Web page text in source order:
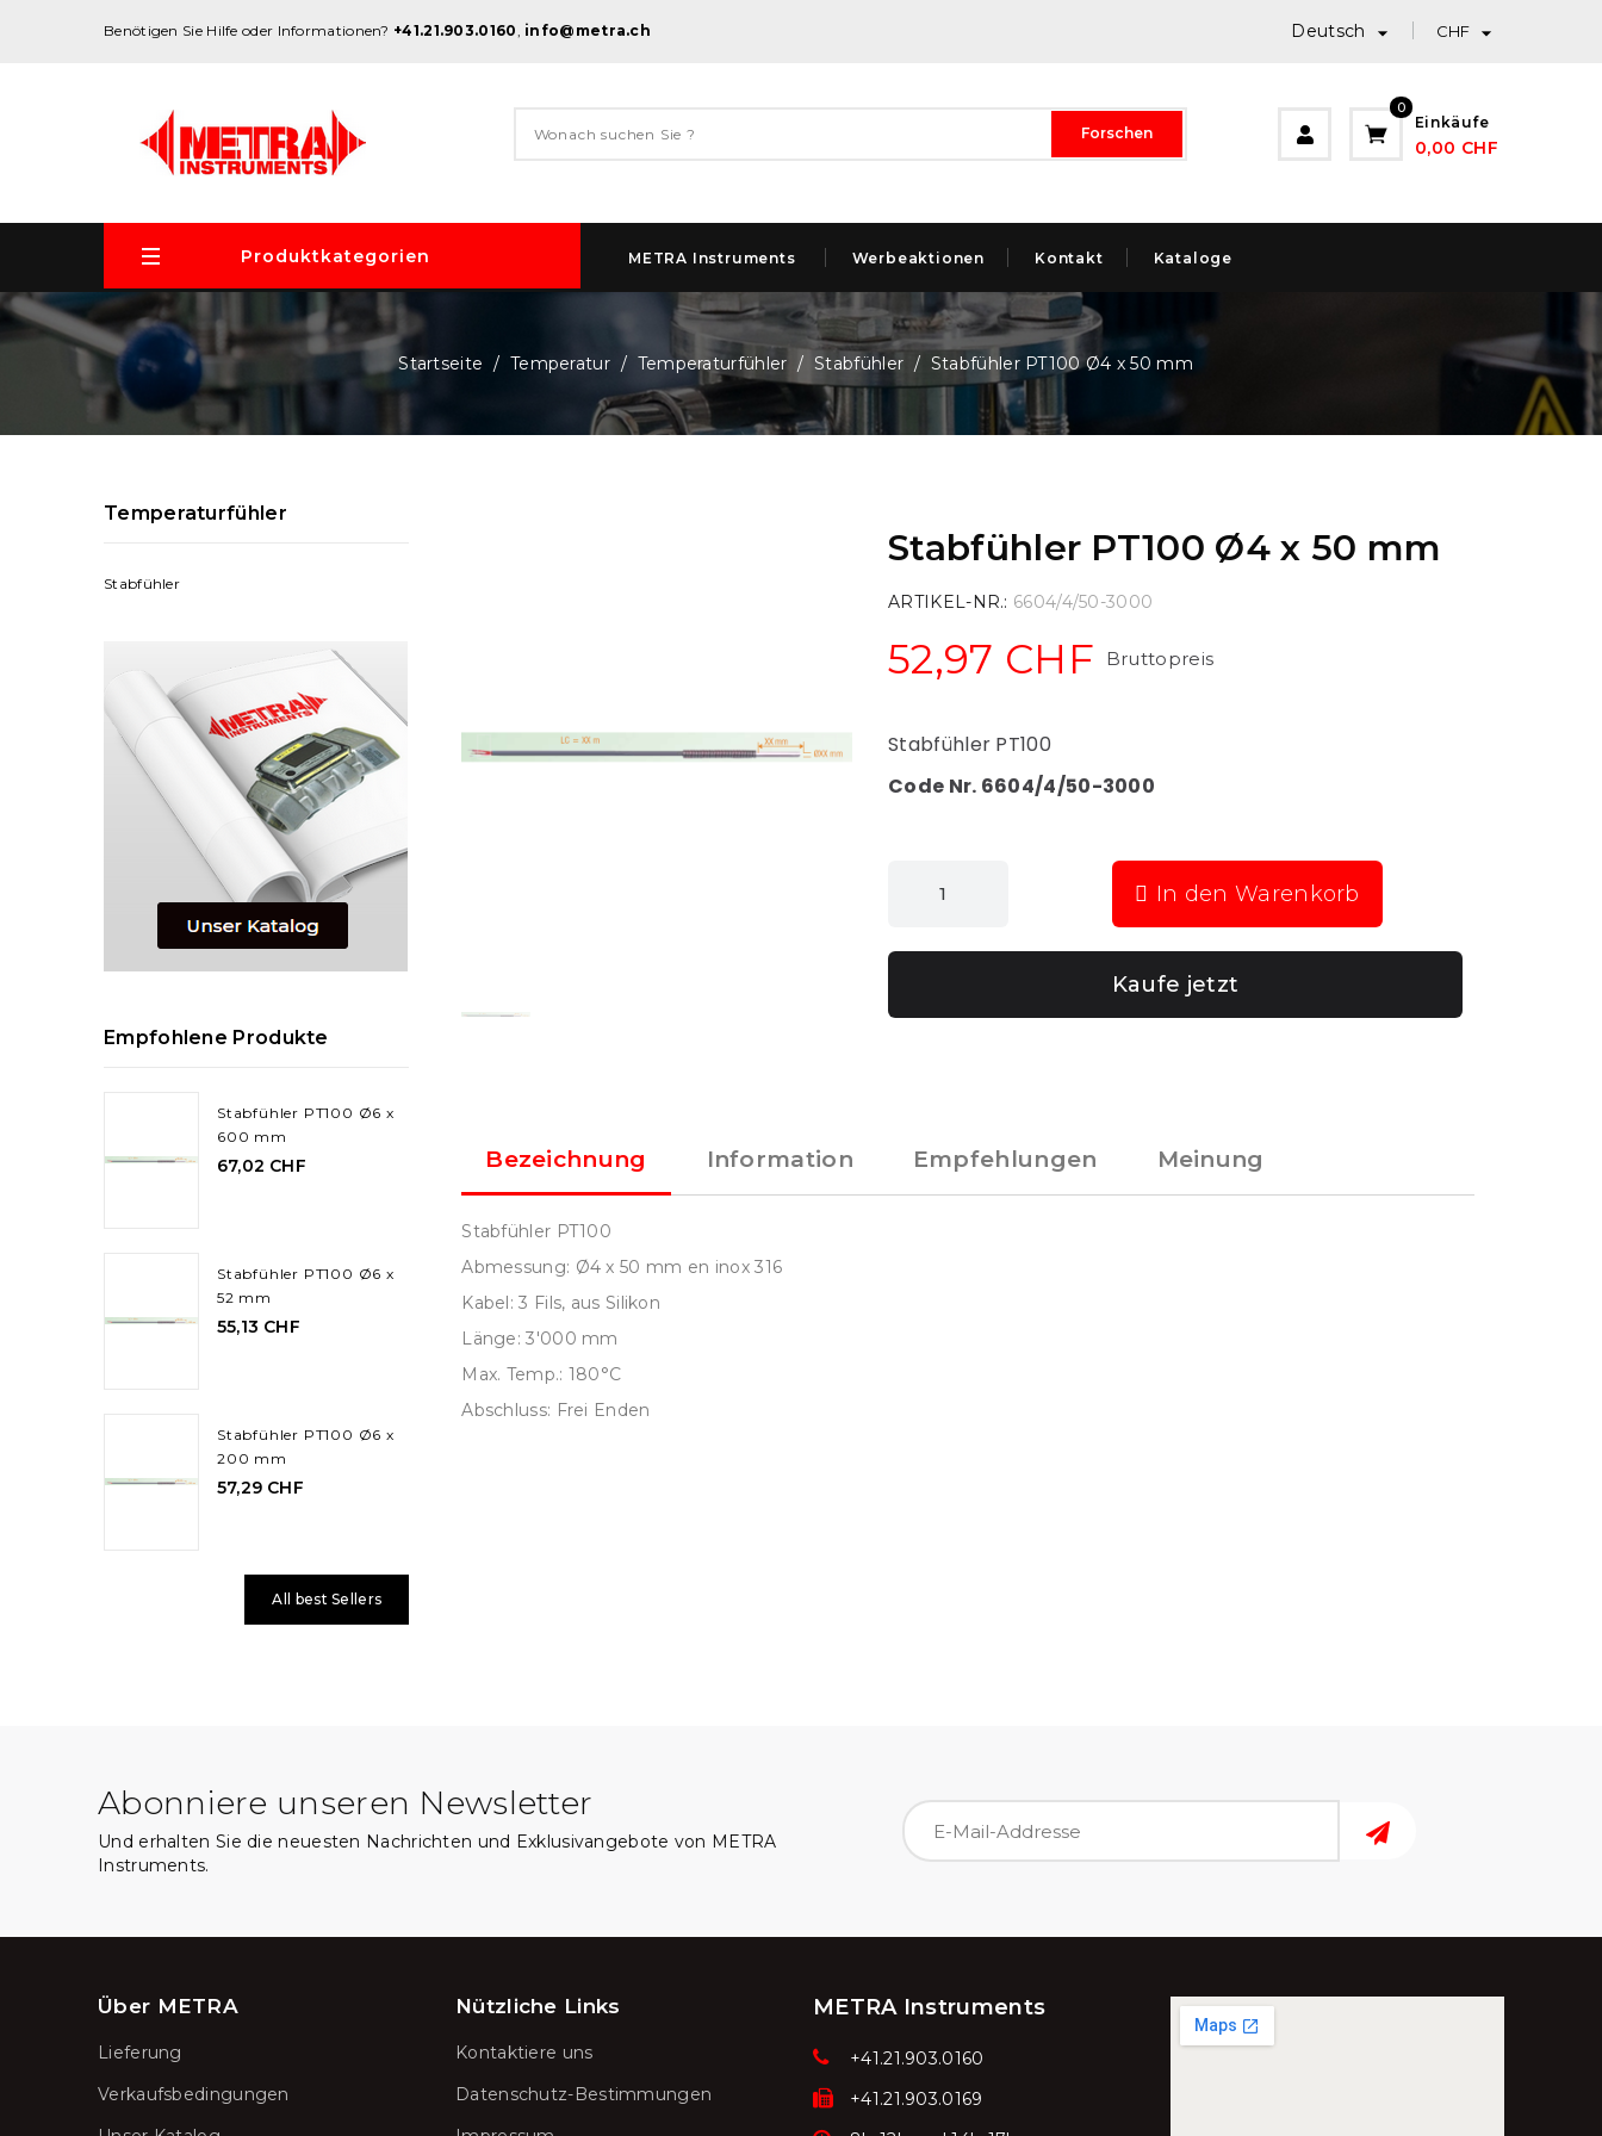
Benötigen Sie Hilfe oder Informationen? +41.21.903.0160, info@metra.ch Deutsch  CHF 
Forschen
Einkäufe
0,00 CHF
0
Produktkategorien METRA Instruments Werbeaktionen Kontakt Kataloge
Startseite Temperatur Temperaturfühler Stabfühler Stabfühler PT100 Ø4 x 50 mm
Temperaturfühler
Stabfühler
Empfohlene Produkte
Stabfühler PT100 Ø6 x
600 mm
67,02 CHF
Stabfühler PT100 Ø6 x
52 mm
55,13 CHF
Stabfühler PT100 Ø6 x
200 mm
57,29 CHF
All best Sellers
Stabfühler PT100 Ø4 x 50 mm
ARTIKEL-NR. 6604/4/50-3000
52,97 CHF Bruttopreis
Stabfühler PT100
Code Nr. 6604/4/50-3000
In den Warenkorb
Kaufe jetzt
Bezeichnung Information Empfehlungen Meinung
Stabfühler PT100
Abmessung: Ø4 x 50 mm en inox 316
Kabel: 3 Fils, aus Silikon
Länge: 3'000 mm
Max. Temp.: 180°C
Abschluss: Frei Enden
Abonniere unseren Newsletter
Und erhalten Sie die neuesten Nachrichten und Exklusivangebote von METRA
Instruments.
Über METRA
Lieferung
Verkaufsbedingungen
Nützliche Links
Kontaktiere uns
Datenschutz-Bestimmungen
METRA Instruments
+41.21.903.0160
+41.21.903.0169